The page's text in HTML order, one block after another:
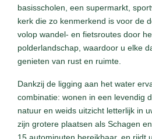
basisscholen, een supermarkt,
kerk die zo kenmerkend is voor de
volop wandel- en fietsroutes door
polderlandschap, waardoor u elke
genieten van rust en ruimte.
Dankzij de ligging aan het water
combinatie: wonen in een levendig
natuur en weids uitzicht letterlijk in
zijn grotere plaatsen als Schagen